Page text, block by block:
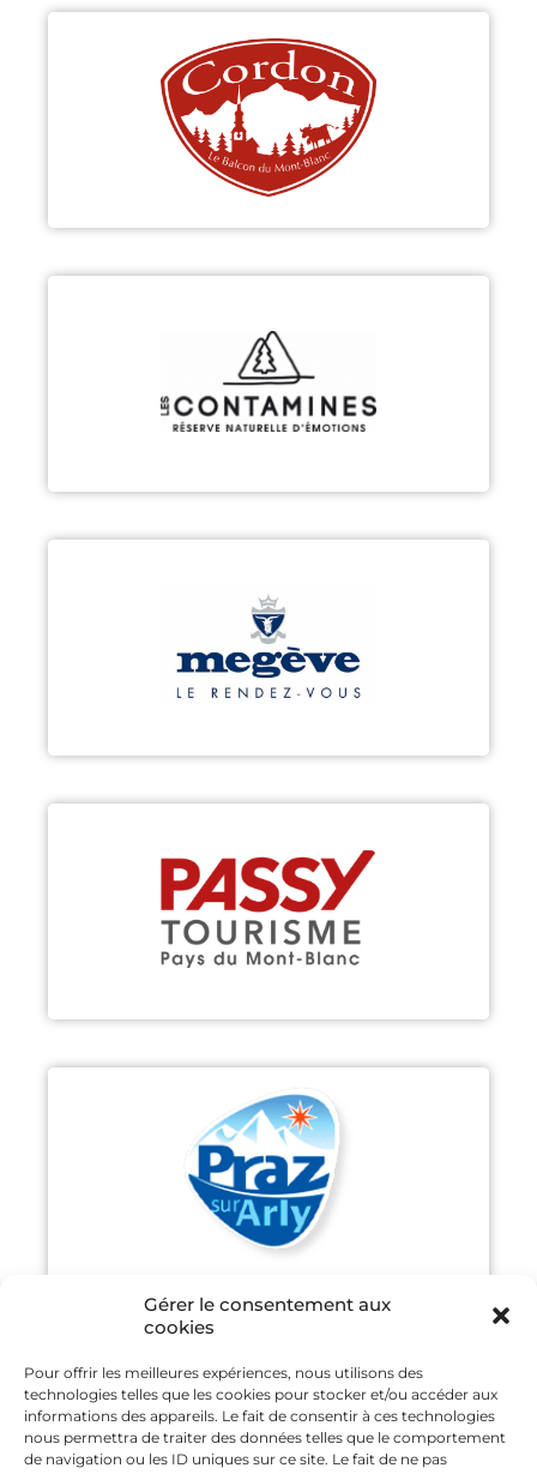
Gérer le consentement aux
cookies
Pour offrir les meilleures expériences, nous utilisons des
technologies telles que les cookies pour stocker et/ou accéder aux
informations des appareils. Le fait de consentir à ces technologies
nous permettra de traiter des données telles que le comportement
de navigation ou les ID uniques sur ce site. Le fait de ne pas
CORDON
Découvrir
LES CONTAMINES-MONTJOIE
Découvrir
MEGÈVE
Découvrir
PASSY
Découvrir
PRAZ-SUR-ARLY
Découvrir
SAINT GERVAIS MONT-BLANC
Découvrir